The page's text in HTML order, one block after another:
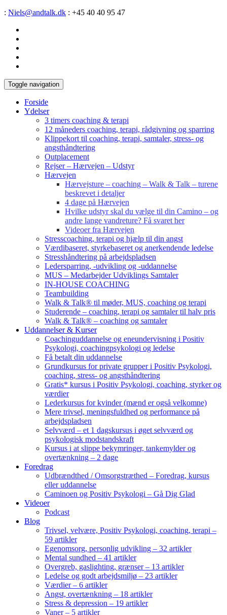
: Niels@andtalk.dk : +45 40 40 95 47
Toggle navigation
Forside
Ydelser
3 timers coaching & terapi
12 måneders coaching, terapi, rådgivning og sparring
Klippekort til coaching, terapi, samtaler, stress- og
angsthåndtering
Outplacement
Rejser – Hærvejen – Udstyr
Hærvejen
Hærvejsture – coaching – Walk & Talk – turene
beskrevet i detaljer
4 dage på Hærvejen
Hvilke udstyr skal du vælge til din Camino – og
andre lange vandreture? Få svaret her
Videoer fra Hærvejen
Stresscoaching, terapi og hjælp til din angst
Værdibaseret, styrkebaseret og anerkendende ledelse
Stresshåndtering på arbejdspladsen
Ledersparring, -udvikling og -uddannelse
MUS – Medarbejder Udviklings Samtaler
IN-HOUSE COACHING
Teambuilding
Walk & Talk® til møder, MUS, coaching og terapi
Studerende – coaching, terapi og samtaler til halv pris
Walk & Talk® – coaching og samtaler
Uddannelser & Kurser
Coachinguddannelse og eneundervisning i Positiv
Psykologi, coachingpsykologi og ledelse
Få betalt din uddannelse
Grundkursus for private grupper i Positiv Psykologi,
coaching, stress- og angsthåndtering
Gratis* kursus i Positiv Psykologi, coaching, styrker og
værdier
Lederkursus for kvinder (mænd er også velkomne)
Mere trivsel, meningsfuldhed og performance på
arbejdspladsen
Selvværd – et 1 dagskursus i øget selvværd og
psykologisk modstandskraft
Kursus i at slippe bekymringer, tankemylder og
overtænkning – 2 dage
Foredrag
Udbrændthed / Omsorgstræthed – Foredrag, kursus
eller uddannelse
Caminoen og Positiv Psykologi – Gå Dig Glad
Videoer
Podcast
Blog
Trivsel, velvære, Positiv Psykologi, coaching, terapi –
59 artikler
Egenomsorg, personlig udvikling – 32 artikler
Mental sundhed – 41 artikler
Overgreb, gaslighting, grænser – 13 artikler
Ledelse og godt arbejdsmiljø – 23 artikler
Værdier – 6 artikler
Angst, overtænkning – 18 artikler
Stress & depression – 19 artikler
Vaner – 5 artikler